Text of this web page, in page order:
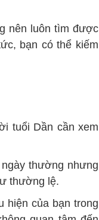
nên luôn tìm được
bạn có thể kiếm
tuổi Dần cần xem
thường nhưng
thường lệ.
hiện của bạn trong